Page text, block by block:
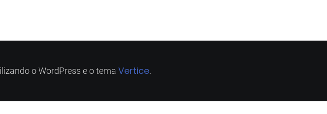
o WordPress e o tema Vertice.